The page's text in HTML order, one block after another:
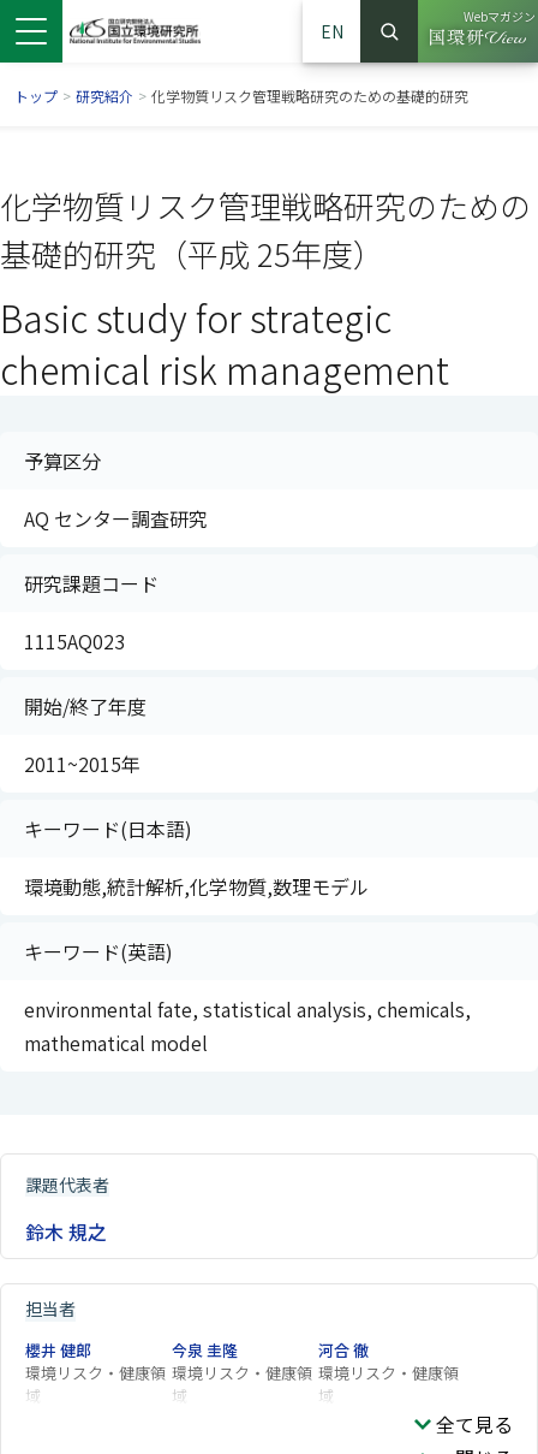
EN
サイト内検索
検索
Webマガジン
（別ウイ
トップ > 研究紹介 > 化学物質リスク管理戦略研究のための基礎的研究
化学物質リスク管理戦略研究のための
基礎的研究（平成 25年度）
Basic study for strategic
chemical risk management
予算区分
AQ センター調査研究
研究課題コード
1115AQ023
開始/終了年度
2011~2015年
キーワード(日本語)
環境動態,統計解析,化学物質,数理モデル
キーワード(英語)
environmental fate, statistical analysis, chemicals,
mathematical model
課題代表者
鈴木 規之
担当者
櫻井 健郎
環境リスク・健康領
域
今泉 圭隆
環境リスク・健康領
域
河合 徹
環境リスク・健康領
域
全て見る